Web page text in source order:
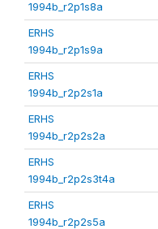
1994b_r2p1s8a
ERHS
1994b_r2p1s9a
ERHS
1994b_r2p2s1a
ERHS
1994b_r2p2s2a
ERHS
1994b_r2p2s3t4a
ERHS
1994b_r2p2s5a